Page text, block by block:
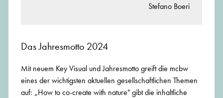
Stefano Boeri
Das Jahresmotto 2024
Mit neuem Key Visual und Jahresmotto greift die mcbw
eines der wichtigsten aktuellen gesellschaftlichen Themen
auf: „How to co-create with nature" gibt die inhaltliche